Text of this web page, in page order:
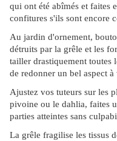
qui ont été abîmés et faites
confitures s'ils sont encore
Au jardin d'ornement,
détruits par la grêle et les
tailler drastiquement toutes
de redonner un bel aspect
Ajustez vos tuteurs sur les
pivoine ou le dahlia, faites
parties atteintes sans
La grêle fragilise les tissus